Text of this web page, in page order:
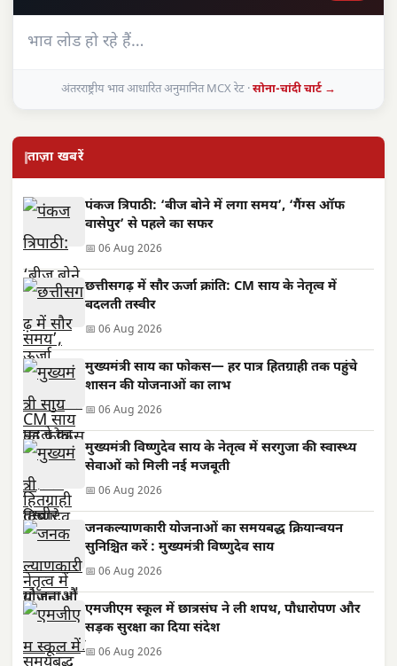
भाव लोड हो रहे हैं…
अंतरराष्ट्रीय भाव आधारित अनुमानित MCX रेट ·सोना-चांदी चार्ट →
ताज़ा खबरें
पंकज त्रिपाठी: ‘बीज बोने में लगा समय’, ‘गैंग्स ऑफ
वासेपुर’ से पहले का सफर
📅 06 Aug 2026
छत्तीसगढ़ में सौर ऊर्जा क्रांति: CM साय के नेतृत्व में
बदलती तस्वीर
📅 06 Aug 2026
मुख्यमंत्री साय का फोकस— हर पात्र हितग्राही तक पहुंचे
शासन की योजनाओं का लाभ
📅 06 Aug 2026
मुख्यमंत्री विष्णुदेव साय के नेतृत्व में सरगुजा की स्वास्थ्य
सेवाओं को मिली नई मजबूती
📅 06 Aug 2026
जनकल्याणकारी योजनाओं का समयबद्ध क्रियान्वयन
सुनिश्चित करें : मुख्यमंत्री विष्णुदेव साय
📅 06 Aug 2026
एमजीएम स्कूल में छात्रसंघ ने ली शपथ, पौधारोपण और
सड़क सुरक्षा का दिया संदेश
📅 06 Aug 2026